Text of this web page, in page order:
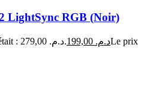
LightSync RGB (Noir)
Le prix initial était : د.م. 279,00. د.م.Le prix